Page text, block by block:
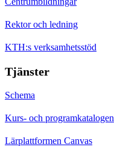
Rektor och ledning
KTH:s verksamhetsstöd
Tjänster
Schema
Kurs- och programkatalogen
Lärplattformen Canvas